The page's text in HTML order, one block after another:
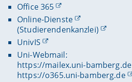
Office 365
Online-Dienste
(Studierendenkanzlei)
UnivIS
Uni-Webmail:
https://mailex.uni-bamberg.de
https://o365.uni-bamberg.de